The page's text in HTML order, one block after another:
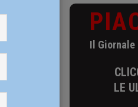
Il Giornale
LE